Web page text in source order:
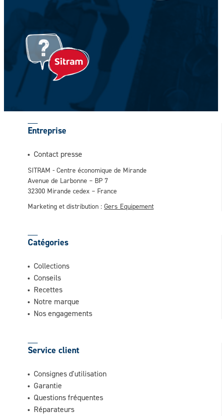
Entreprise
Contact presse
SITRAM - Centre économique de Mirande
Avenue de Larbonne – BP 7
32300 Mirande cedex – France
Marketing et distribution : Gers Equipement
Catégories
Collections
Conseils
Recettes
Notre marque
Nos engagements
Service client
Consignes d'utilisation
Garantie
Questions fréquentes
Réparateurs